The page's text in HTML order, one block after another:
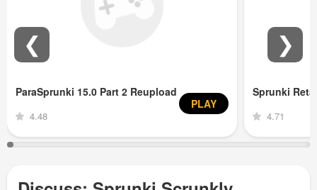
ParaSprunki 15.0 Part 2 Reupload
4.48
PLAY
Sprunki
4.71
❮ ❯